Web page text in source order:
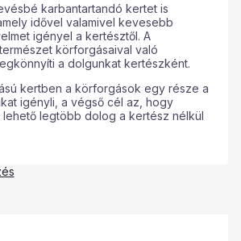
karbantartandó kertet is
idővel valamivel kevesebb
igényel a kertésztől. A
körforgásaival való
a dolgunkat kertészként.
kertben a körforgások egy része a
igényli, a végső cél az, hogy
legtöbb dolog a kertész nélkül